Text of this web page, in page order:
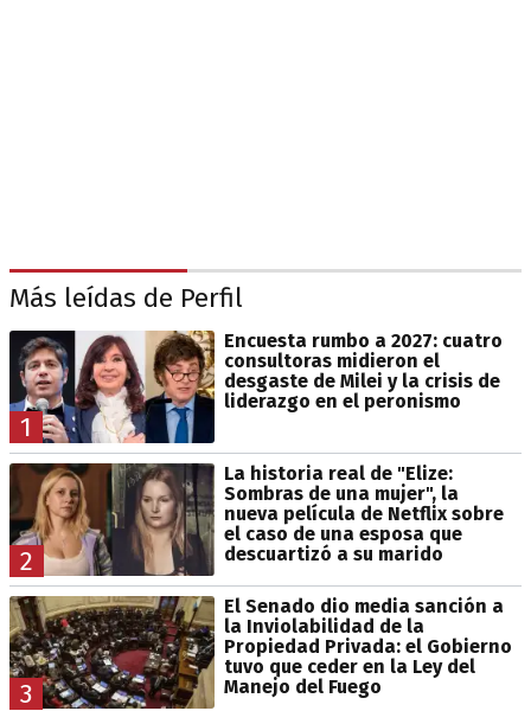
Más leídas de Perfil
1
Encuesta rumbo a 2027: cuatro
consultoras midieron el
desgaste de Milei y la crisis de
liderazgo en el peronismo
2
La historia real de "Elize:
Sombras de una mujer", la
nueva película de Netflix sobre
el caso de una esposa que
descuartizó a su marido
3
El Senado dio media sanción a
la Inviolabilidad de la
Propiedad Privada: el Gobierno
tuvo que ceder en la Ley del
Manejo del Fuego